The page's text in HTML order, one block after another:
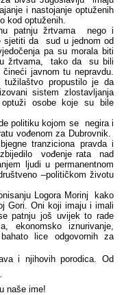
i nastojanje optuženih
kod optuženih.
patnju žrtvama nego i
sjetiti da sud u jednom od
pa su morala biti
žrtvama, tako da su bili
javnom tu nepravdu.
propustilo je da
sistem zlostavljanja
osobe koje su bile
politiku kojom se negira i
vođenom za Dubrovnik.
tranziciona pravda i
vođenje rata nad
ljudi u permanentnom
–političkom životu
Logora Morinj kako
Gori. Oni koji imaju i imali
patnju još uvijek to rade
ekonomsko iznurivanje,
lice odgovornih za
i njihovih porodica. Od
naše ime!